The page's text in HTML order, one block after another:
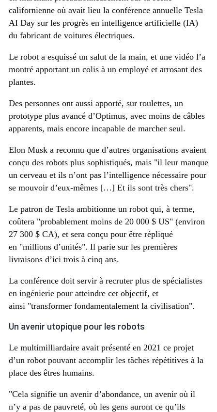
californienne où avait lieu la conférence annuelle Tesla
AI Day sur les progrès en intelligence artificielle (IA)
du fabricant de voitures électriques.
Le robot a esquissé un salut de la main, et une vidéo l’a
montré apportant un colis à un employé et arrosant des
plantes.
Des personnes ont aussi apporté, sur roulettes, un
prototype plus avancé d’Optimus, avec moins de câbles
apparents, mais encore incapable de marcher seul.
Elon Musk a reconnu que d’autres organisations avaient
conçu des robots plus sophistiqués, mais il leur manque
un cerveau et ils n’ont pas l’intelligence nécessaire pour
se mouvoir d’eux-mêmes […] Et ils sont très chers .
Le patron de Tesla ambitionne un robot qui, à terme,
coûtera
probablement moins de 20 000 $ US
(environ
27 300 $ CA), et sera conçu pour être répliqué
en
millions d’unités . Il parie sur les premières
livraisons d’ici trois à cinq ans.
La conférence doit servir à recruter plus de spécialistes
en ingénierie pour atteindre cet objectif, et
ainsi
transformer fondamentalement la civilisation .
Un avenir utopique pour les robots
Le multimilliardaire avait présenté en 2021 ce projet
d’un robot pouvant accomplir les tâches répétitives à la
place des êtres humains.
Cela signifie un avenir d’abondance, un avenir où il
n’y a pas de pauvreté, où les gens auront ce qu’ils